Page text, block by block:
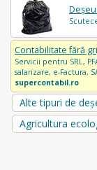
Contabilitate fără
Servicii pentru SRL,
salarizare, e-Factura,
supercontabil.ro
Alte tipuri de
Agricultura